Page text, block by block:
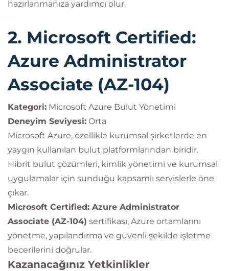
hazırlanmanıza yardımcı olur.
2. Microsoft Certified:
Azure Administrator
Associate (AZ-104)
Kategori: Microsoft Azure Bulut Yönetimi
Deneyim Seviyesi: Orta
Microsoft Azure, özellikle kurumsal şirketlerde en
yaygın kullanılan bulut platformlarından biridir.
Hibrit bulut çözümleri, kimlik yönetimi ve kurumsal
uygulamalar için sunduğu kapsamlı servislerle öne
çıkar.
Microsoft Certified: Azure Administrator
Associate (AZ-104) sertifikası, Azure ortamlarını
yönetme, yapılandırma ve güvenli şekilde işletme
becerilerini doğrular.
Kazanacağınız Yetkinlikler